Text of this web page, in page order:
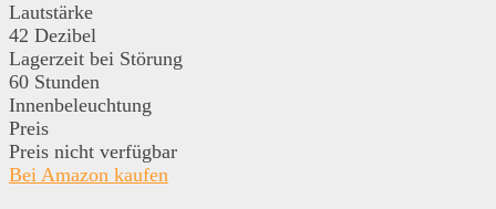
Lautstärke
42 Dezibel
Lagerzeit bei Störung
60 Stunden
Innenbeleuchtung
Preis
Preis nicht verfügbar
Bei Amazon kaufen